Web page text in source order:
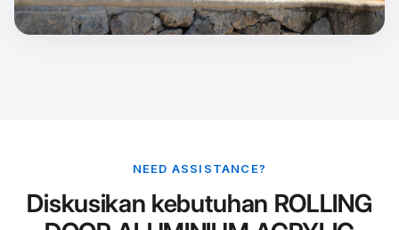
NEED ASSISTANCE?
Diskusikan kebutuhan ROLLING